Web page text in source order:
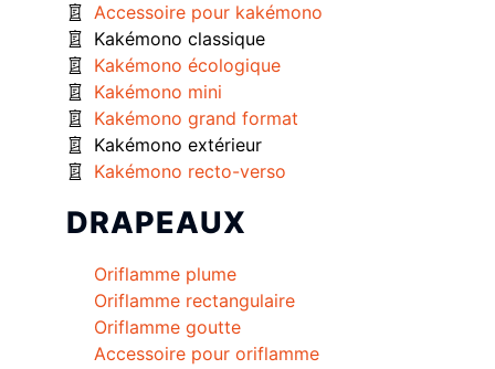
Accessoire pour kakémono
Kakémono classique
Kakémono écologique
Kakémono mini
Kakémono grand format
Kakémono extérieur
Kakémono recto-verso
DRAPEAUX
Oriflamme plume
Oriflamme rectangulaire
Oriflamme goutte
Accessoire pour oriflamme